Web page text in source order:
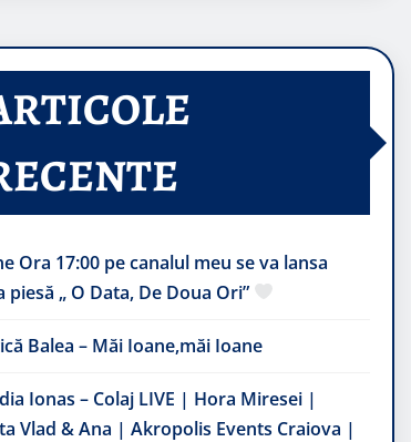
Ora 17:00 pe canalul meu se va lansa
piesă „ O Data, De Doua Ori”
Balea – Măi Ioane,măi Ioane
Ionas – Colaj LIVE | Hora Miresei |
Vlad & Ana | Akropolis Events Craiova |